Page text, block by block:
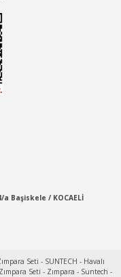
Başiskele / KOCAELİ